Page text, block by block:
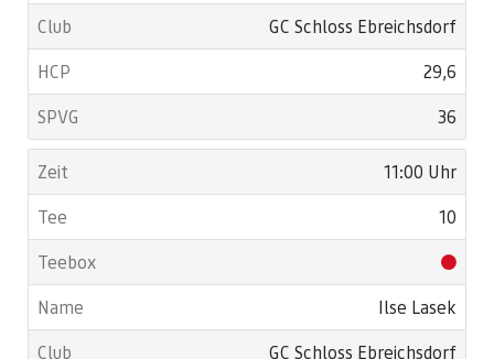
GC Schloss Ebreichsdorf
29,6
36
11:00 Uhr
10
Ilse Lasek
GC Schloss Ebreichsdorf